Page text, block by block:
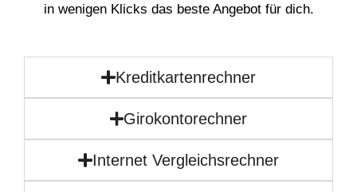
in wenigen Klicks das beste Angebot für dich.
Kreditkartenrechner
Girokontorechner
Internet Vergleichsrechner